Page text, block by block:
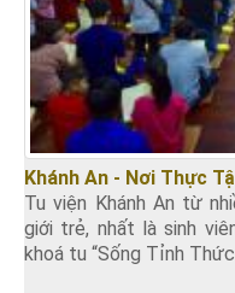
Khánh An - Nơi Thực
Tu viện Khánh An từ
giới trẻ, nhất là sinh
khoá tu “Sống Tỉnh